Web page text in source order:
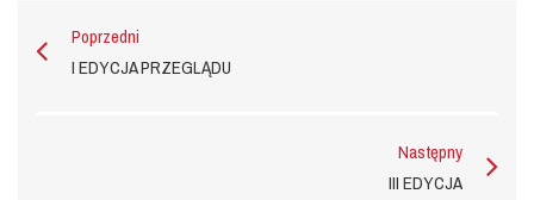
Poprzedni
I EDYCJA PRZEGLĄDU
Następny
III EDYCJA